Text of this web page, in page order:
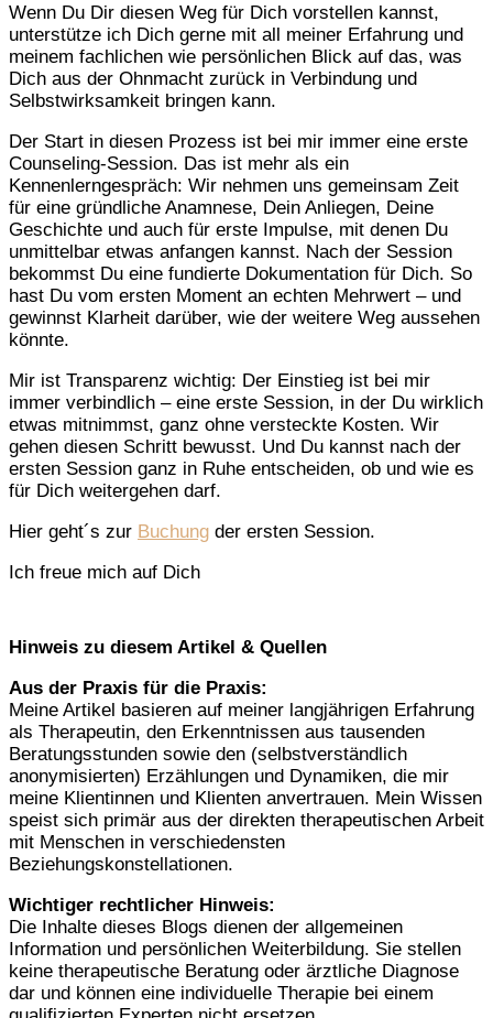
Wenn Du Dir diesen Weg für Dich vorstellen kannst,
unterstütze ich Dich gerne mit all meiner Erfahrung und
meinem fachlichen wie persönlichen Blick auf das, was
Dich aus der Ohnmacht zurück in Verbindung und
Selbstwirksamkeit bringen kann.
Der Start in diesen Prozess ist bei mir immer eine erste
Counseling-Session. Das ist mehr als ein
Kennenlerngespräch: Wir nehmen uns gemeinsam Zeit
für eine gründliche Anamnese, Dein Anliegen, Deine
Geschichte und auch für erste Impulse, mit denen Du
unmittelbar etwas anfangen kannst. Nach der Session
bekommst Du eine fundierte Dokumentation für Dich. So
hast Du vom ersten Moment an echten Mehrwert – und
gewinnst Klarheit darüber, wie der weitere Weg aussehen
könnte.
Mir ist Transparenz wichtig: Der Einstieg ist bei mir
immer verbindlich – eine erste Session, in der Du wirklich
etwas mitnimmst, ganz ohne versteckte Kosten. Wir
gehen diesen Schritt bewusst. Und Du kannst nach der
ersten Session ganz in Ruhe entscheiden, ob und wie es
für Dich weitergehen darf.
Hier geht´s zur Buchung der ersten Session.
Ich freue mich auf Dich
Hinweis zu diesem Artikel & Quellen
Aus der Praxis für die Praxis:
Meine Artikel basieren auf meiner langjährigen Erfahrung
als Therapeutin, den Erkenntnissen aus tausenden
Beratungsstunden sowie den (selbstverständlich
anonymisierten) Erzählungen und Dynamiken, die mir
meine Klientinnen und Klienten anvertrauen. Mein Wissen
speist sich primär aus der direkten therapeutischen Arbeit
mit Menschen in verschiedensten
Beziehungskonstellationen.
Wichtiger rechtlicher Hinweis:
Die Inhalte dieses Blogs dienen der allgemeinen
Information und persönlichen Weiterbildung. Sie stellen
keine therapeutische Beratung oder ärztliche Diagnose
dar und können eine individuelle Therapie bei einem